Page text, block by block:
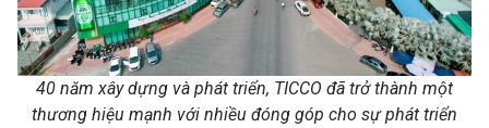
40 năm xây dựng và phát triển, TICCO đã trở thành một
thương hiệu mạnh với nhiều đóng góp cho sự phát triển